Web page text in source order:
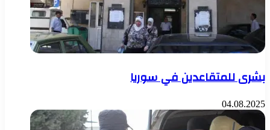
بشرى للمتقاعدين في سوريا
04.08.2025